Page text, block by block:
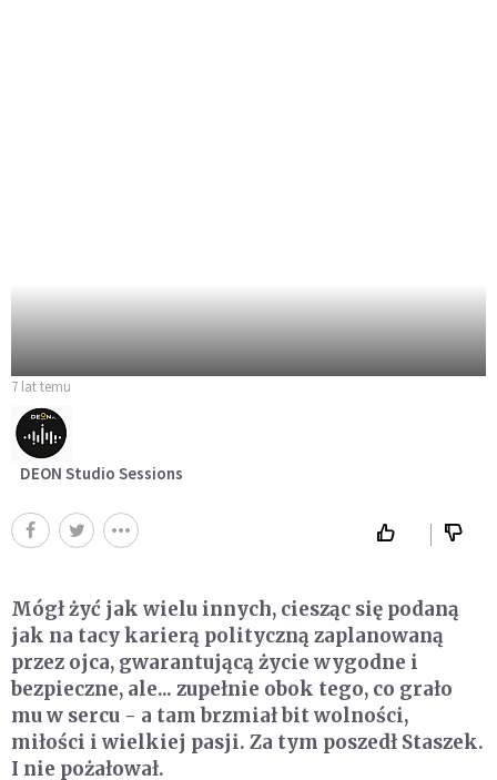
7 lat temu
DEON Studio Sessions
Mógł żyć jak wielu innych, ciesząc się podaną
jak na tacy karierą polityczną zaplanowaną
przez ojca, gwarantującą życie wygodne i
bezpieczne, ale... zupełnie obok tego, co grało
mu w sercu - a tam brzmiał bit wolności,
miłości i wielkiej pasji. Za tym poszedł Staszek.
I nie pożałował.